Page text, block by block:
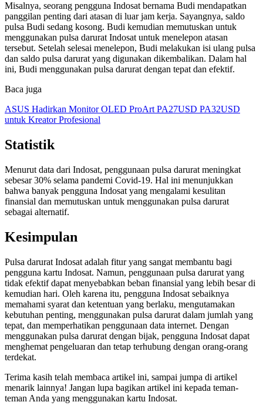
Misalnya, seorang pengguna Indosat bernama Budi mendapatkan
panggilan penting dari atasan di luar jam kerja. Sayangnya, saldo
pulsa Budi sedang kosong. Budi kemudian memutuskan untuk
menggunakan pulsa darurat Indosat untuk menelepon atasan
tersebut. Setelah selesai menelepon, Budi melakukan isi ulang pulsa
dan saldo pulsa darurat yang digunakan dikembalikan. Dalam hal
ini, Budi menggunakan pulsa darurat dengan tepat dan efektif.
Baca juga
ASUS Hadirkan Monitor OLED ProArt PA27USD PA32USD
untuk Kreator Profesional
Statistik
Menurut data dari Indosat, penggunaan pulsa darurat meningkat
sebesar 30% selama pandemi Covid-19. Hal ini menunjukkan
bahwa banyak pengguna Indosat yang mengalami kesulitan
finansial dan memutuskan untuk menggunakan pulsa darurat
sebagai alternatif.
Kesimpulan
Pulsa darurat Indosat adalah fitur yang sangat membantu bagi
pengguna kartu Indosat. Namun, penggunaan pulsa darurat yang
tidak efektif dapat menyebabkan beban finansial yang lebih besar di
kemudian hari. Oleh karena itu, pengguna Indosat sebaiknya
memahami syarat dan ketentuan yang berlaku, mengutamakan
kebutuhan penting, menggunakan pulsa darurat dalam jumlah yang
tepat, dan memperhatikan penggunaan data internet. Dengan
menggunakan pulsa darurat dengan bijak, pengguna Indosat dapat
menghemat pengeluaran dan tetap terhubung dengan orang-orang
terdekat.
Terima kasih telah membaca artikel ini, sampai jumpa di artikel
menarik lainnya! Jangan lupa bagikan artikel ini kepada teman-
teman Anda yang menggunakan kartu Indosat.